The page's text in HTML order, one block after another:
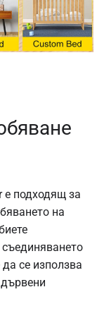
е подходящ за
на
се използва